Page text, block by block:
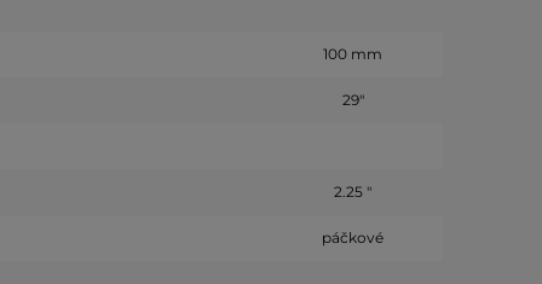
100 mm
29"
2.25 "
páčkové